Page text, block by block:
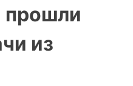
прошли
из